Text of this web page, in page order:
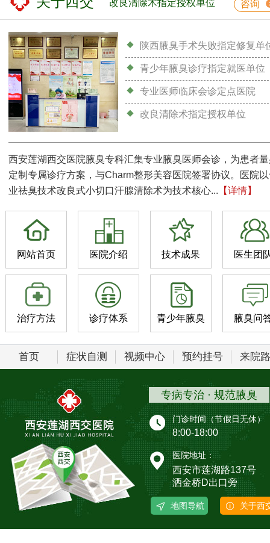
改良清除术指定授权单位 咨询
陕西腋臭手术失败指定修复单
青少年腋臭诊疗指定就医单位
专业医师临床会诊定点医院
改良清除术指定授权单位
西安莲湖西交医院腋臭专科汇集专业腋臭医师会诊，为患者
定制专属诊疗方案，与Charm整形美容医院签署协议。医院
业祛臭技术改良式小切口汗腺清除术为技术核心... 【详情】
网站首页 医院介绍 技术成果 医生团
治疗方法 诊疗体系 青少年腋臭 腋臭问
首页 症状自测 视频中心 预约挂号 来院
专病专治 · 规范腋臭
门诊时间（节假日无休）
8:00-18:00
医院地址：
西安市莲湖路137号
洒金桥D出口旁
地图导航 关于西